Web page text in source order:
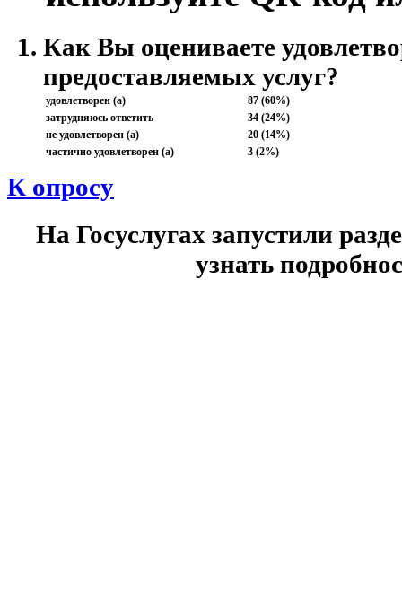
Как Вы оцениваете
предоставляемых услуг?
удовлетворен (а)
87 (60%)
затрудняюсь ответить
34 (24%)
не удовлетворен (а)
20 (14%)
частично удовлетворен (а)
3 (2%)
К опросу
На Госуслугах запустили
узнать